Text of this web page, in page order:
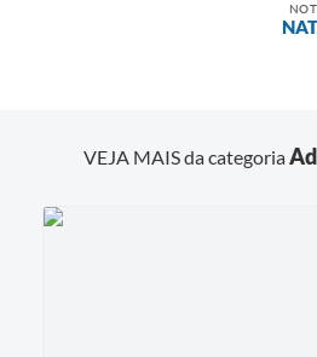
VEJA MAIS da categoria